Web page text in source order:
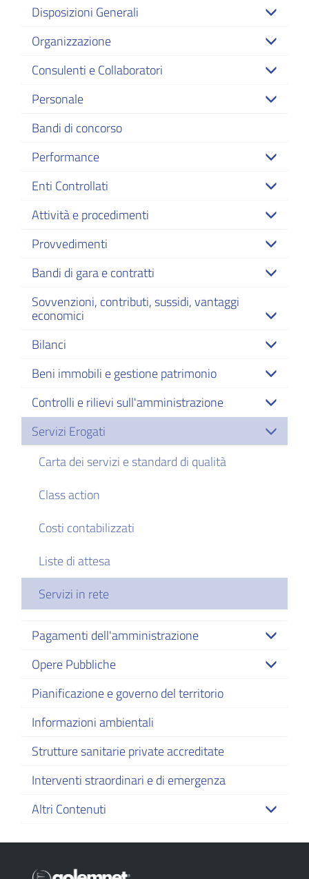
Disposizioni Generali
Organizzazione
Consulenti e Collaboratori
Personale
Bandi di concorso
Performance
Enti Controllati
Attività e procedimenti
Provvedimenti
Bandi di gara e contratti
Sovvenzioni, contributi, sussidi, vantaggi
economici
Bilanci
Beni immobili e gestione patrimonio
Controlli e rilievi sull'amministrazione
Servizi Erogati
Carta dei servizi e standard di qualità
Class action
Costi contabilizzati
Liste di attesa
Servizi in rete
Pagamenti dell'amministrazione
Opere Pubbliche
Pianificazione e governo del territorio
Informazioni ambientali
Strutture sanitarie private accreditate
Interventi straordinari e di emergenza
Altri Contenuti